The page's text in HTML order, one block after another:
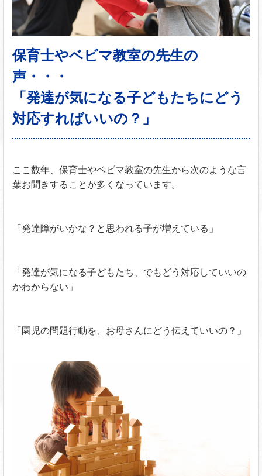
保育士やベビマ教室の先生の
声・・・
「発達が気になる子どもたちにどう
対応すればいいの？」
ここ数年、保育士やベビマ教室の先生から次のような言
葉お聞きすることが多くなっています。
「発達障がいかな？と思われる子が増えている」
「発達が気になる子どもたち、でもどう対応していいの
かわからない」
「園児の問題行動を、お母さんにどう伝えていいの？」